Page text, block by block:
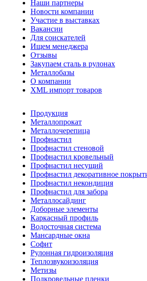
Наши партнеры
Новости компании
Участие в выставках
Вакансии
Для соискателей
Ищем менеджера
Отзывы
Закупаем сталь в рулонах
Металлобазы
О компании
XML импорт товаров
Продукция
Металлопрокат
Металлочерепица
Профнастил
Профнастил стеновой
Профнастил кровельный
Профнастил несущий
Профнастил декоративное
Профнастил некондиция
Профнастил для забора
Металлосайдинг
Доборные элементы
Каркасный профиль
Водосточная система
Мансардные окна
Софит
Рулонная гидроизоляция
Теплозвукоизоляция
Метизы
Подкровельные пленки